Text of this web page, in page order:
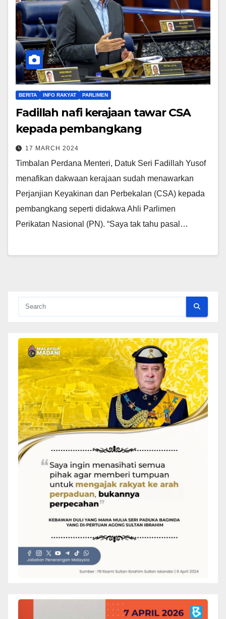
BERITA INFO RAKYAT PARLIMEN
Fadillah nafi kerajaan tawar CSA
kepada pembangkang
17 MARCH 2024
Timbalan Perdana Menteri, Datuk Seri Fadillah Yusof
menafikan dakwaan kerajaan sudah menawarkan
Perjanjian Keyakinan dan Perbekalan (CSA) kepada
pembangkang seperti didakwa Ahli Parlimen
Perikatan Nasional (PN). “Saya tak tahu pasal…